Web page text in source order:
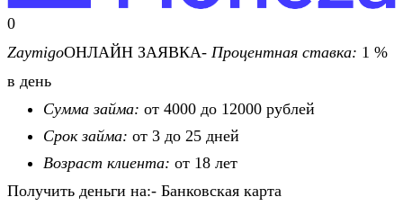
0
ZaymigoОНЛАЙН ЗАЯВКА- Процентная ставка: 1 %
в день
Сумма займа: от 4000 до 12000 рублей
Срок займа: от 3 до 25 дней
Возраст клиента: от 18 лет
Получить деньги на:- Банковская карта